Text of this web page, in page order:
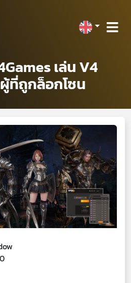
เล่น V4
ที่ถูกล็อกโซน